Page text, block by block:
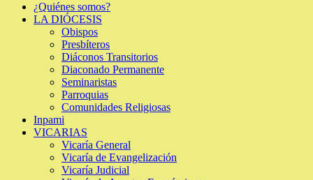
¿Quiénes somos?
LA DIÓCESIS
Obispos
Presbíteros
Diáconos Transitorios
Diaconado Permanente
Seminaristas
Parroquias
Comunidades Religiosas
Inpami
VICARIAS
Vicaría General
Vicaría de Evangelización
Vicaría Judicial